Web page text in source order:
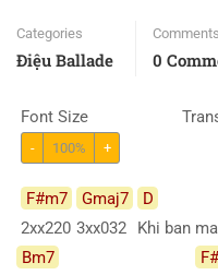
Categories
Điệu Ballade
Comments
0
Font Size
- 100% +
F#m7
2xx220
Gmaj7
3xx032
D
Khi ban
Bm7